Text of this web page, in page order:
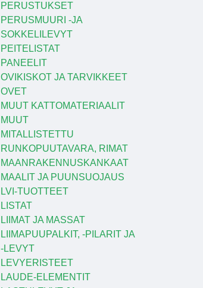
PERUSTUKSET
PERUSMUURI -JA
SOKKELILEVYT
PEITELISTAT
PANEELIT
OVIKISKOT JA TARVIKKEET
OVET
MUUT KATTOMATERIAALIT
MUUT
MITALLISTETTU
RUNKOPUUTAVARA, RIMAT
MAANRAKENNUSKANKAAT
MAALIT JA PUUNSUOJAUS
LVI-TUOTTEET
LISTAT
LIIMAT JA MASSAT
LIIMAPUUPALKIT, -PILARIT JA
-LEVYT
LEVYERISTEET
LAUDE-ELEMENTIT